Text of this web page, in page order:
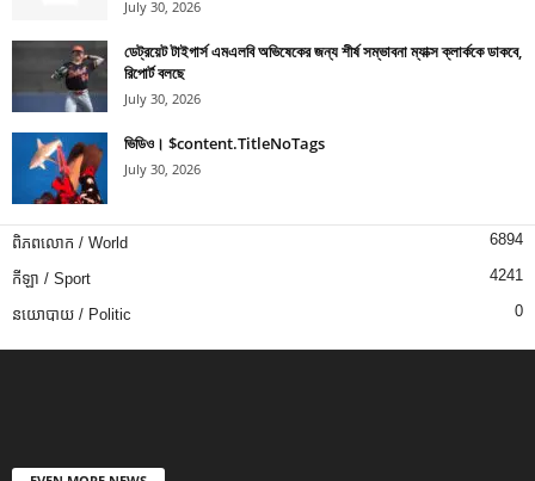
July 30, 2026
ডেট্রয়েট টাইগার্স এমএলবি অভিষেকের জন্য শীর্ষ সম্ভাবনা ম্যাক্স ক্লার্ককে ডাকবে,
রিপোর্ট বলছে
July 30, 2026
ভিডিও। $content.TitleNoTags
July 30, 2026
ពិភពលោក / World 6894
កីឡា / Sport 4241
នយោបាយ / Politic 0